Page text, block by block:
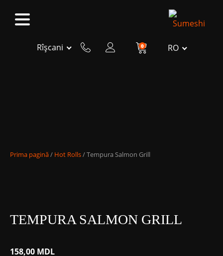
Rîșcani 0 RO
Prima pagină/ Hot Rolls/ Tempura Salmon Grill
TEMPURA SALMON GRILL
158,00 MDL